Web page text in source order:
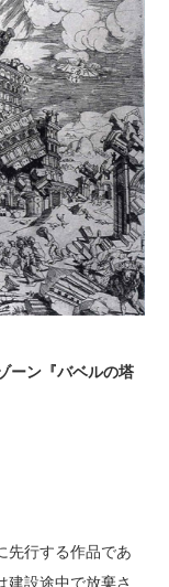
ーン『バベルの塔
先行する作品であ
建設途中で放棄さ